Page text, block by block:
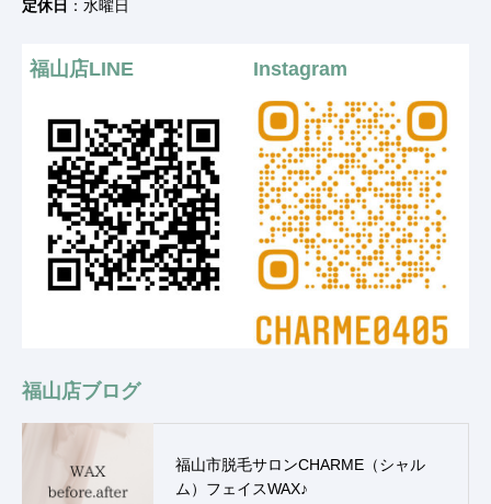
定休日 ：水曜日
福山店LINE Instagram
福山店ブログ
福山市脱毛サロンCHARME（シャル
ム）フェイスWAX♪